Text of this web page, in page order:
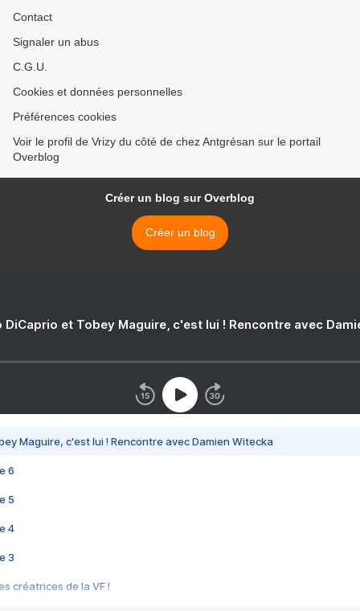
Contact
Signaler un abus
C.G.U.
Cookies et données personnelles
Préférences cookies
Voir le profil de Vrizy du côté de chez Antgrésan sur le portail
Overblog
Créer un blog sur Overblog
Créer un blog
DiCaprio et Tobey Maguire, c'est lui ! Rencontre avec
Maguire, c'est lui ! Rencontre avec Damien Witecka
6
5
4
3
créatrices de la VF !